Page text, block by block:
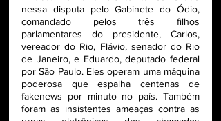
nessa disputa pelo Gabinete do Ódio,
comandado pelos três filhos
parlamentares do presidente, Carlos,
vereador do Rio, Flávio, senador do Rio
de Janeiro, e Eduardo, deputado federal
por São Paulo. Eles operam uma máquina
poderosa que espalha centenas de
fakenews por minuto no país. Também
foram as insistentes ameaças contra as